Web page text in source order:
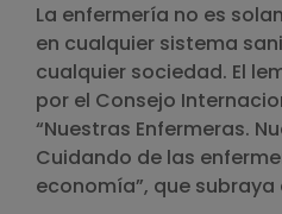
La enfermería no es
en cualquier sistema
cualquier sociedad. El
por el Consejo
“Nuestras Enfermeras.
Cuidando de las
economía”, que subraya